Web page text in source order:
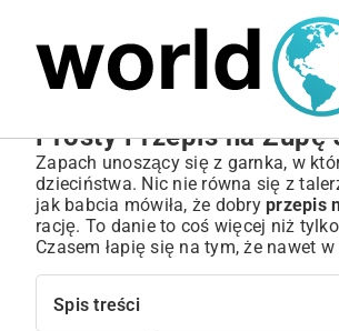
Prosty Przepis na
Zapach unoszący się z garnka, w
dzieciństwa. Nic nie równa się z
jak babcia mówiła, że dobry przepis
rację. To danie to coś więcej niż
Czasem łapię się na tym, że nawet
Spis treści